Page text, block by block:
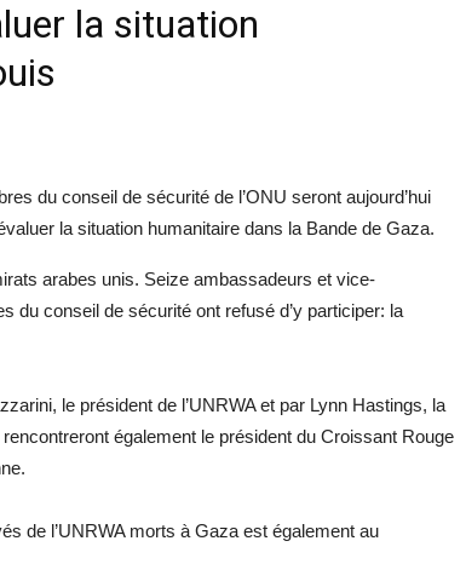
la situation
du conseil de sécurité de l’ONU seront aujourd’hui
la situation humanitaire dans la Bande de Gaza.
arabes unis. Seize ambassadeurs et vice-
du conseil de sécurité ont refusé d’y participer: la
le président de l’UNRWA et par Lynn Hastings, la
également le président du Croissant Rouge
de l’UNRWA morts à Gaza est également au